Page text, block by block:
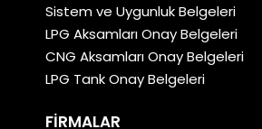
Sistem ve Uygunluk Belgeleri
LPG Aksamları Onay Belgeleri
CNG Aksamları Onay Belgeleri
LPG Tank Onay Belgeleri
FIRMALAR